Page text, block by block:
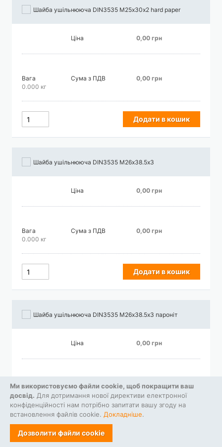
Ми використовуємо файли cookie, щоб покращити ваш
досвід. Для дотримання нової директиви електронної
конфіденційності нам потрібно запитати вашу згоду на
встановлення файлів cookie. Докладніше.
Дозволити файли cookie
Шайба ушільнююча DIN3535 М25х30х2 hard paper
Ціна 0,00 грн
Вага
0.000 кг
Сума з ПДВ 0,00 грн
Додати в кошик
Шайба ушільнююча DIN3535 М26х38.5х3
Ціна 0,00 грн
Вага
0.000 кг
Сума з ПДВ 0,00 грн
Додати в кошик
Шайба ушільнююча DIN3535 М26х38.5х3 пароніт
Ціна 0,00 грн
Вага
0.000 кг
Сума з ПДВ 0,00 грн